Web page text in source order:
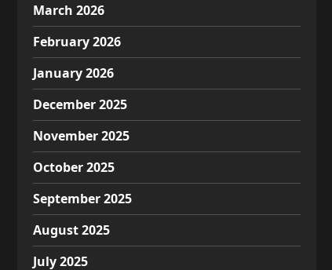
March 2026
February 2026
January 2026
December 2025
November 2025
October 2025
September 2025
August 2025
July 2025